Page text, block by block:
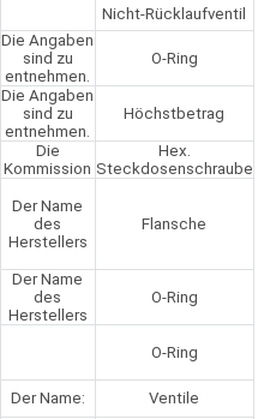
Nicht-Rücklaufventil
Die Angaben
sind zu
entnehmen.
O-Ring
Die Angaben
sind zu
entnehmen.
Höchstbetrag
Die
Kommission
Hex.
Steckdosenschraube
Der Name
des
Herstellers
Flansche
Der Name
des
Herstellers
O-Ring
O-Ring
Der Name:
Ventile